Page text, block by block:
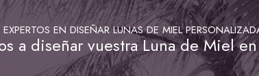
EXPERTOS EN DISEÑAR LUNAS DE MIEL
a diseñar vuestra Luna de Miel